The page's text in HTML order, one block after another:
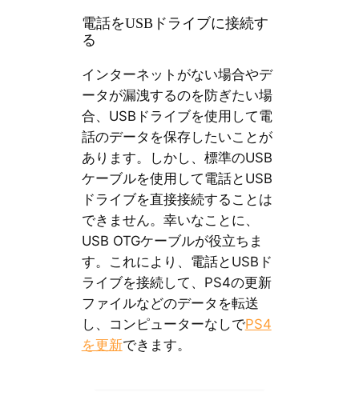
電話をUSBドライブに接続す
る
インターネットがない場合やデ
ータが漏洩するのを防ぎたい場
合、USBドライブを使用して電
話のデータを保存したいことが
あります。しかし、標準のUSB
ケーブルを使用して電話とUSB
ドライブを直接接続することは
できません。幸いなことに、
USB OTGケーブルが役立ちま
す。これにより、電話とUSBド
ライブを接続して、PS4の更新
ファイルなどのデータを転送
し、コンピューターなしでPS4
を更新できます。